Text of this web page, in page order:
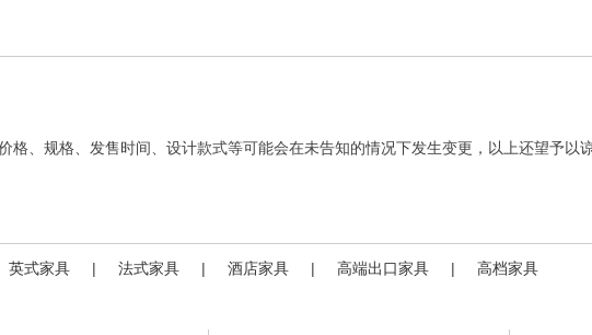
、规格、发售时间、设计款式等可能会在未告知的情况下发生变更，以上还望予以
英式家具 | 法式家具 | 酒店家具 | 高端出口家具 | 高档家具